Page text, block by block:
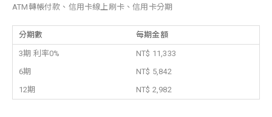
ATM轉帳付款、信用卡線上刷卡、信用卡分期
分期數 每期金額
3期 利率0%
NT$ 11,333
6期
NT$ 5,842
12期
NT$ 2,982